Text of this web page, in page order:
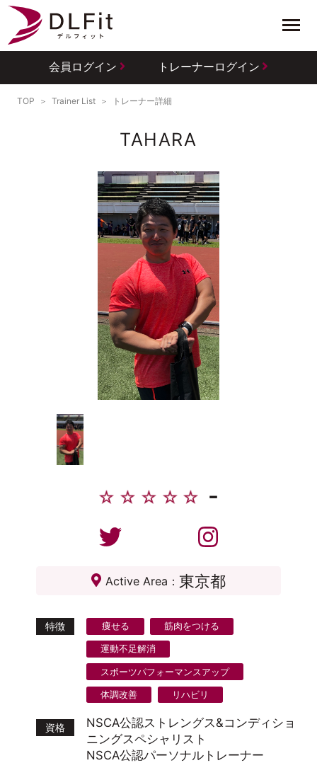
会員ログイン トレーナーログイン
TOP Trainer List トレーナー詳細
TAHARA
-
Active Area： 東京都
特徴 痩せる 筋肉をつける
運動不足解消
スポーツパフォーマンスアップ
体調改善 リハビリ
資格
NSCA公認ストレングス&コンディショ
ニングスペシャリスト
NSCA公認パーソナルトレーナー